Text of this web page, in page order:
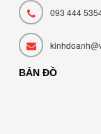
093 444
BẢN ĐỒ